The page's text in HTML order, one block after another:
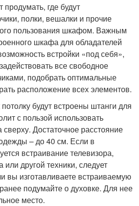
где будут
полки, вешалки и прочие
пользования шкафом. Важным
шкафа для обладателей
встройки «под себя»,
все свободное
подобрать оптимальные
расположение всех элементов.
будут встроены штанги для
с пользой использовать
Достаточное расстояние
– до 40 см. Если в
встраивание телевизора,
или другой техники, следует
вы изготавливаете встраиваемую
подумайте о духовке. Для нее
место.